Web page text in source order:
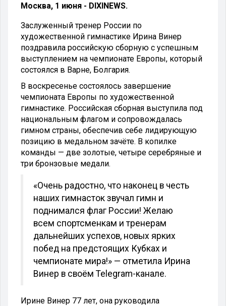
Москва, 1 июня - DIXINEWS.
Заслуженный тренер России по
художественной гимнастике Ирина Винер
поздравила российскую сборную с успешным
выступлением на чемпионате Европы, который
состоялся в Варне, Болгария.
В воскресенье состоялось завершение
чемпионата Европы по художественной
гимнастике. Российская сборная выступила под
национальным флагом и сопровождалась
гимном страны, обеспечив себе лидирующую
позицию в медальном зачёте. В копилке
команды — две золотые, четыре серебряные и
три бронзовые медали.
«Очень радостно, что наконец в честь
наших гимнасток звучал гимн и
поднимался флаг России! Желаю
всем спортсменкам и тренерам
дальнейших успехов, новых ярких
побед на предстоящих Кубках и
чемпионате мира!» — отметила Ирина
Винер в своём Telegram-канале.
Ирине Винер 77 лет, она руководила